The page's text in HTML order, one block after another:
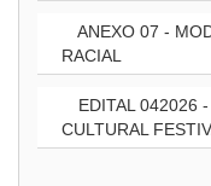
ANEXO 07 -
RACIAL
EDITAL 042026
CULTURAL